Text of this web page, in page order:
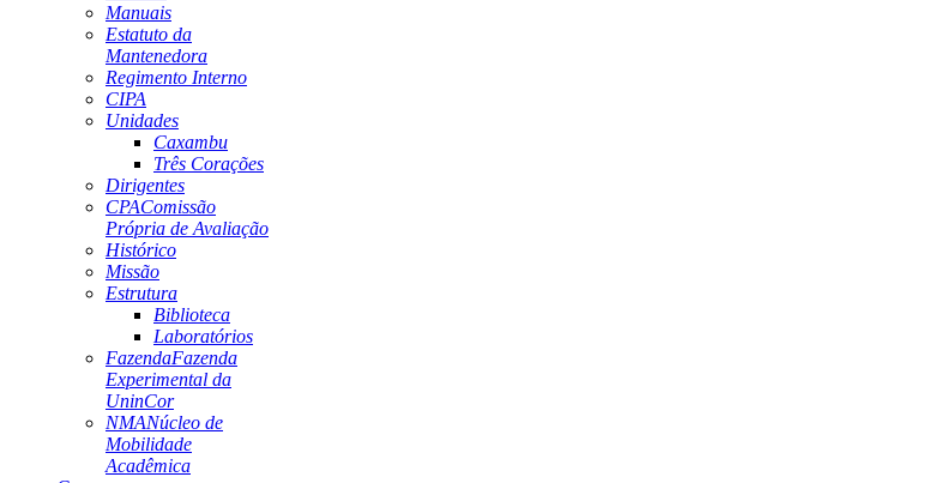
Manuais
Estatuto da
Mantenedora
Regimento Interno
CIPA
Unidades
Caxambu
Três Corações
Dirigentes
CPAComissão
Própria de Avaliação
Histórico
Missão
Estrutura
Biblioteca
Laboratórios
FazendaFazenda
Experimental da
UninCor
NMANúcleo de
Mobilidade
Acadêmica